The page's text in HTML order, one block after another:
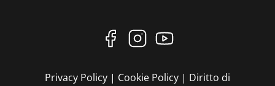
Privacy Policy | Cookie Policy | Diritto di